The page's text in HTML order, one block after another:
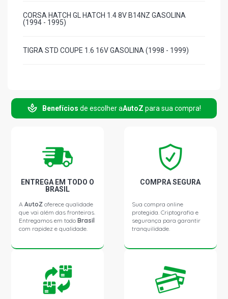
CORSA HATCH GL HATCH 1.4 8V B14NZ GASOLINA
(1994 - 1995)
TIGRA STD COUPE 1.6 16V GASOLINA (1998 - 1999)
Benefícios de escolher aAutoZ para sua compra!
ENTREGA EM TODO O
BRASIL
AAutoZ oferece qualidade
que vai além das fronteiras.
Entregamos em todoBrasil
com rapidez e qualidade.
COMPRA SEGURA
Sua compra online
protegida. Criptografia e
segurança para garantir
tranquilidade.